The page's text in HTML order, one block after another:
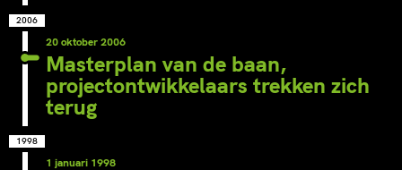
2006
20 oktober 2006
Masterplan van de baan,
projectontwikkelaars trekken zich
terug
1998
1 januari 1998